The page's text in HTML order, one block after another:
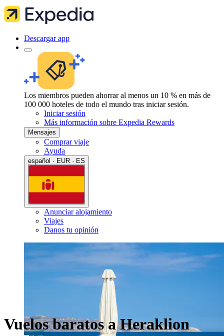
Descargar app
Los miembros pueden ahorrar al menos un 10 % en más de
100 000 hoteles de todo el mundo tras iniciar sesión.
Iniciar sesión
Más información sobre Expedia Rewards
Mensajes
Comprar viaje
Ayuda
español · EUR · ES
Anunciar alojamiento
Viajes
Danos tu opinión
Vuelos baratos a Heraklion